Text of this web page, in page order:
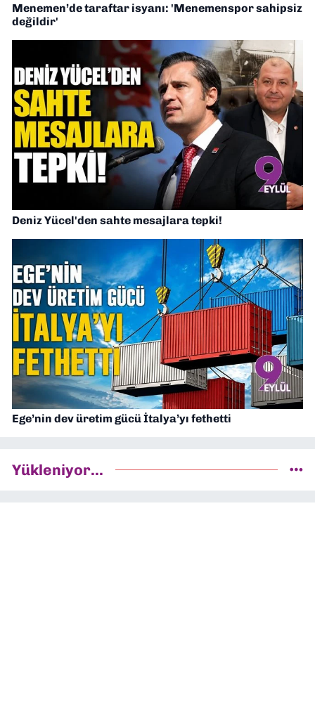
Menemen’de taraftar isyanı: 'Menemenspor sahipsiz
değildir'
Deniz Yücel'den sahte mesajlara tepki!
Ege’nin dev üretim gücü İtalya’yı fethetti
Yükleniyor...